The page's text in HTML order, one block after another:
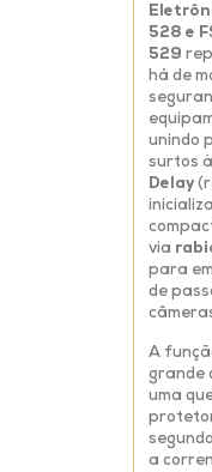
528 e
529
há de
unindo
surtos
Delay
via
para
de
A
grande
uma
a